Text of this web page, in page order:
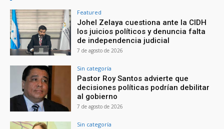
Featured
Johel Zelaya cuestiona ante la CIDH
los juicios políticos y denuncia falta
de independencia judicial
7 de agosto de 2026
Sin categoría
Pastor Roy Santos advierte que
decisiones políticas podrían debilitar
al gobierno
7 de agosto de 2026
Sin categoría